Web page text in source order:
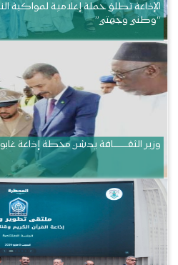
الإذاعة تطلق حملة إعلامية لمواكبة
“وطني وجهتي”
وزير الثقــــــــــافة يدشن محطة إذاعة